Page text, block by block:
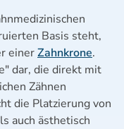
Basis steht,
einerZahnkrone.
dar, die direkt mit
Zähnen
die Platzierung von
auch ästhetisch